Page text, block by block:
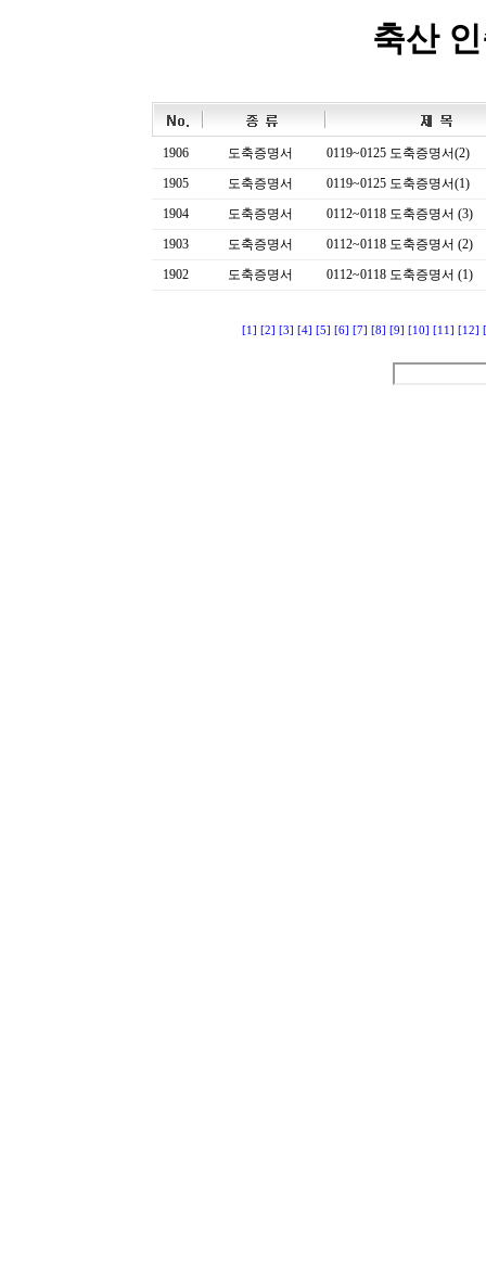
축산
1906 도축증명서
0119~0125 도축증명서(2)
1905
도축증명서
0119~0125 도축증명서(1)
1904
도축증명서
0112~0118 도축증명서 (3)
1903
도축증명서
0112~0118 도축증명서 (2)
1902
도축증명서 0112~0118 도축증명서 (1)
[1] [2] [3] [4] [5] [6] [7] [8] [9] [10] [11] [12]